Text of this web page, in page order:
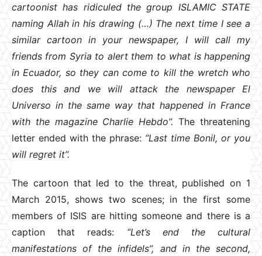
cartoonist has ridiculed the group ISLAMIC STATE
naming Allah in his drawing (…) The next time I see a
similar cartoon in your newspaper, I will call my
friends from Syria to alert them to what is happening
in Ecuador, so they can come to kill the wretch who
does this and we will attack the newspaper El
Universo in the same way that happened in France
with the magazine Charlie Hebdo”.The threatening
letter ended with the phrase: “Last time Bonil, or you
will regret it”.
The cartoon that led to the threat, published on 1
March 2015, shows two scenes; in the first some
members of ISIS are hitting someone and there is a
caption that reads: “Let’s end the cultural
manifestations of the infidels”, and in the second,